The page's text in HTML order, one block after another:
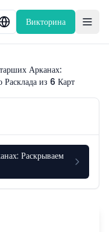
Викторина
Арканах:
из 6 Карт
Раскрываем